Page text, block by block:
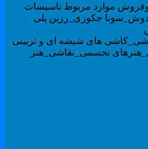
موارد مربوط تاسیسات
جکوزی_رزین پلی
های شیشه ای و تزیینی
تجسمی_نقاشی_هنر